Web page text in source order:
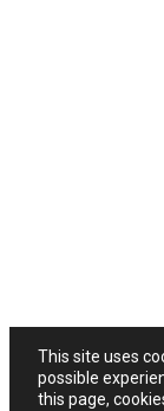
This site uses
possible
this page,